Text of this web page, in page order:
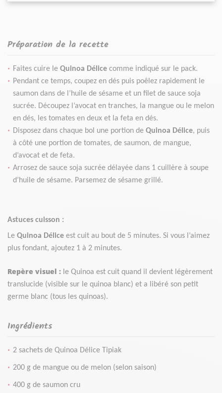
Préparation de la recette
Faites cuire leQuinoa Délice comme indiqué sur le pack.
Pendant ce temps, coupez en dés puis poêlez rapidement le
saumon dans de l’huile de sésame et un filet de sauce soja
sucrée. Découpez l’avocat en tranches, la mangue ou le melon
en dés, les tomates en deux et la feta en dés.
Disposez dans chaque bol une portion deQuinoa Délice, puis
à côté une portion de tomates, de saumon, de mangue,
d’avocat et de feta.
Arrosez de sauce soja sucrée délayée dans 1 cuillère à soupe
d’huile de sésame. Parsemez de sésame grillé.
Astuces cuisson :
Le Quinoa Délice est cuit au bout de 5 minutes. Si vous l’aimez
plus fondant, ajoutez 1 à 2 minutes.
Repère visuel : le Quinoa est cuit quand il devient légèrement
translucide (visible sur le quinoa blanc) et a libéré son petit
germe blanc (tous les quinoas).
Ingrédients
2 sachets de Quinoa Délice Tipiak
200 g de mangue ou de melon (selon saison)
400 g de saumon cru